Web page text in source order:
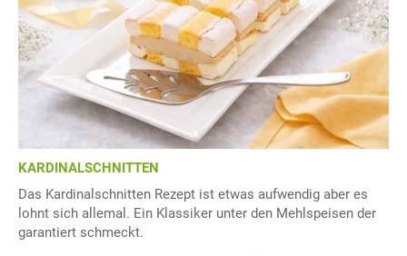
KARDINALSCHNITTEN
Das Kardinalschnitten Rezept ist etwas aufwendig aber es
lohnt sich allemal. Ein Klassiker unter den Mehlspeisen der
garantiert schmeckt.